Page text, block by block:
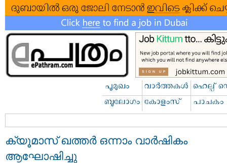
ക്യൂമാസ് ഖത്തര്‍ ഒന്നാം വാര്‍ഷികം
ആഘോഷിച്ചു